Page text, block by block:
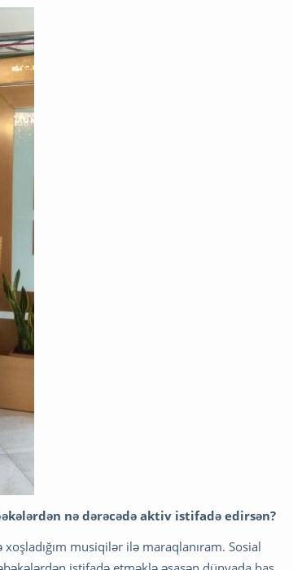
nə dərəcədə aktiv istifadə edirsən?
musiqilər ilə maraqlanıram. Sosial